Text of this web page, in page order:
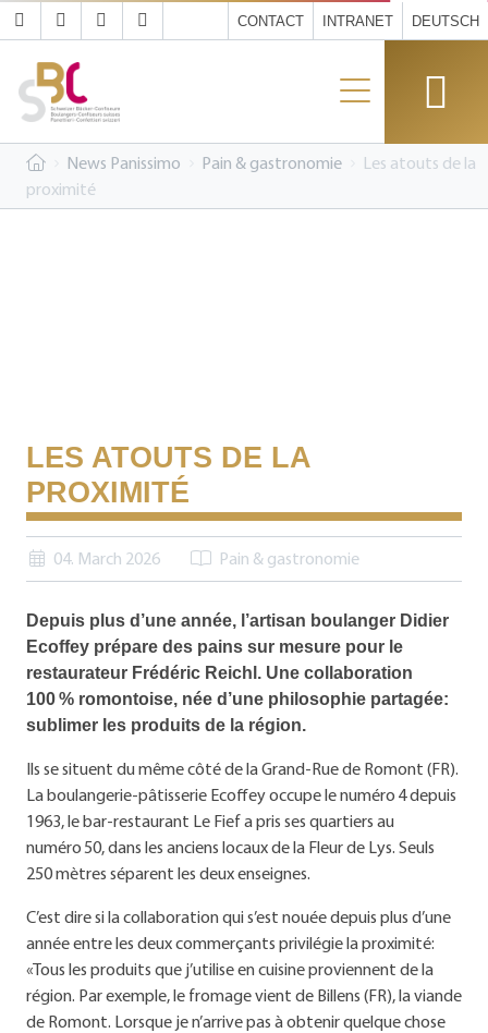
CONTACT INTRANET DEUTSCH
News Panissimo Pain & gastronomie
Les atouts de la
proximité
LES ATOUTS DE LA
PROXIMITÉ
04. March 2026 Pain & gastronomie
Depuis plus d’une année, l’artisan boulanger Didier
Ecoffey prépare des pains sur mesure pour le
restaurateur Frédéric Reichl. Une collaboration
100 % romontoise, née d’une philosophie partagée:
sublimer les produits de la région.
Ils se situent du même côté de la Grand-Rue de Romont (FR).
La boulangerie-pâtisserie Ecoffey occupe le numéro 4 depuis
1963, le bar-restaurant Le Fief a pris ses quartiers au
numéro 50, dans les anciens locaux de la Fleur de Lys. Seuls
250 mètres séparent les deux enseignes.
C’est dire si la collaboration qui s’est nouée depuis plus d’une
année entre les deux commerçants privilégie la proximité:
«Tous les produits que j’utilise en cuisine proviennent de la
région. Par exemple, le fromage vient de Billens (FR), la viande
de Romont. Lorsque je n’arrive pas à obtenir quelque chose